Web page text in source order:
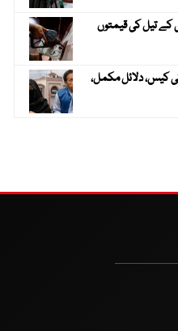
کے تیل کی قیمتوں
کیس، دلائل مکمل،